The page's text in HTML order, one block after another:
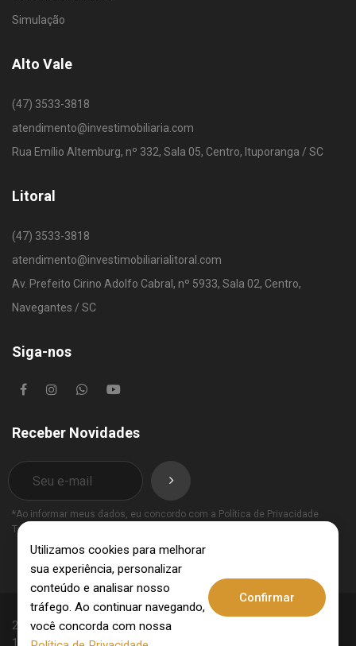
Simulação
Alto Vale
(47) 3533-3818
atendimento@investimobiliaria.com
Rua Emílio Altemburg, nº 332, Sala 05, Centro, Ituporanga / SC
Litoral
(47) 3533-3818
atendimento@investimobiliarialitoral.com
Av. Prefeito Cirino Adolfo Cabral, nº 5933, Sala 02, Centro,
Navegantes / SC
Siga-nos
Receber Novidades
*Ao informar meus dados, eu concordo com a Política de Privacidade
Termos de Uso
2025 © Invest Imobiliária - CRECI: 10062-J - CNPJ:
15.831.309/0001-09. Todos os direitos reservados.
Utilizamos cookies para melhorar
sua experiência, personalizar
conteúdo e analisar nosso
tráfego. Ao continuar navegando,
você concorda com nossa
Confirmar